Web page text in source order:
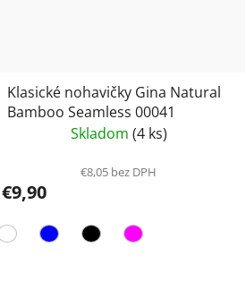
Klasické nohavičky Gina Natural
Bamboo Seamless 00041
Skladom (4 ks)
€8,05 bez DPH
€9,90